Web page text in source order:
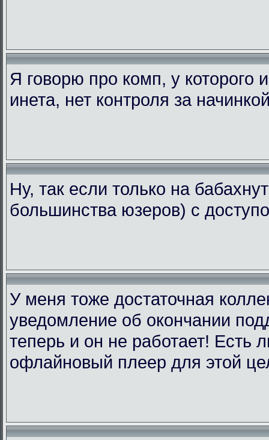
Я говорю про комп, у которого
инета, нет контроля за
Ну, так если только на
большинства юзеров) с
У меня тоже достаточная
уведомление об окончании
теперь и он не работает! Есть
офлайновый плеер для этой